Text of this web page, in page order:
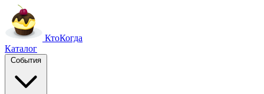
КтоКогда
Каталог
События